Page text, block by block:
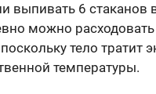
выпивать 6 стаканов
можно расходовать
тело тратит
температуры.